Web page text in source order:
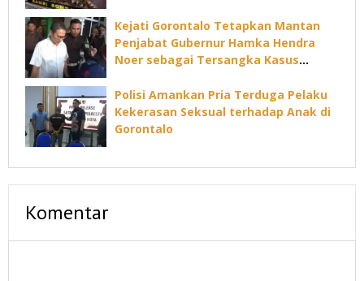
Kejati Gorontalo Tetapkan Mantan
Penjabat Gubernur Hamka Hendra
Noer sebagai Tersangka Kasus
Polisi Amankan Pria Terduga Pelaku
Kekerasan Seksual terhadap Anak di
Gorontalo
Komentar